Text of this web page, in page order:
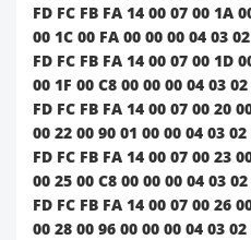
我们的技术团队将针对您的
案。对于雷达感应类应用，
可提供远程调试支持。
注：作为雷达感应技术的
购买了LD2410系列和
整灵敏度时，重点考虑环
源纹波符合要求，高频干
定性。
FD FC FB FA 14 00 07 00 1A
00 1C 00 FA 00 00 00 04 03
FD FC FB FA 14 00 07 00 1D
00 1F 00 C8 00 00 00 04 03 02
FD FC FB FA 14 00 07 00 20
00 22 00 90 01 00 00 04 03 02
FD FC FB FA 14 00 07 00 23
00 25 00 C8 00 00 00 04 03 02
FD FC FB FA 14 00 07 00 26
00 28 00 96 00 00 00 04 03 02